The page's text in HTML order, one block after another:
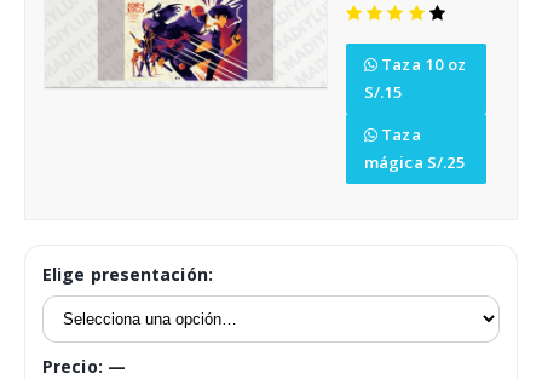
Tazas y accesorios
Arma tu pack
Taza 10 oz
S/.15
Taza
mágica S/.25
Elige presentación:
Precio: —